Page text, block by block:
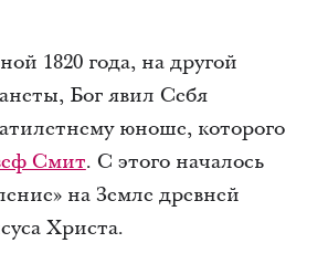
1820 года, на другой
Бог явил Себя
юноше, которого
Смит. С этого началось
на Земле древней
Христа.